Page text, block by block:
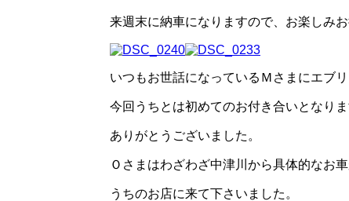
来週末に納車になりますので、お楽しみお
いつもお世話になっているＭさまにエブリ
今回うちとは初めてのお付き合いとなり
ありがとうございました。
Ｏさまはわざわざ中津川から具体的なお
うちのお店に来て下さいました。